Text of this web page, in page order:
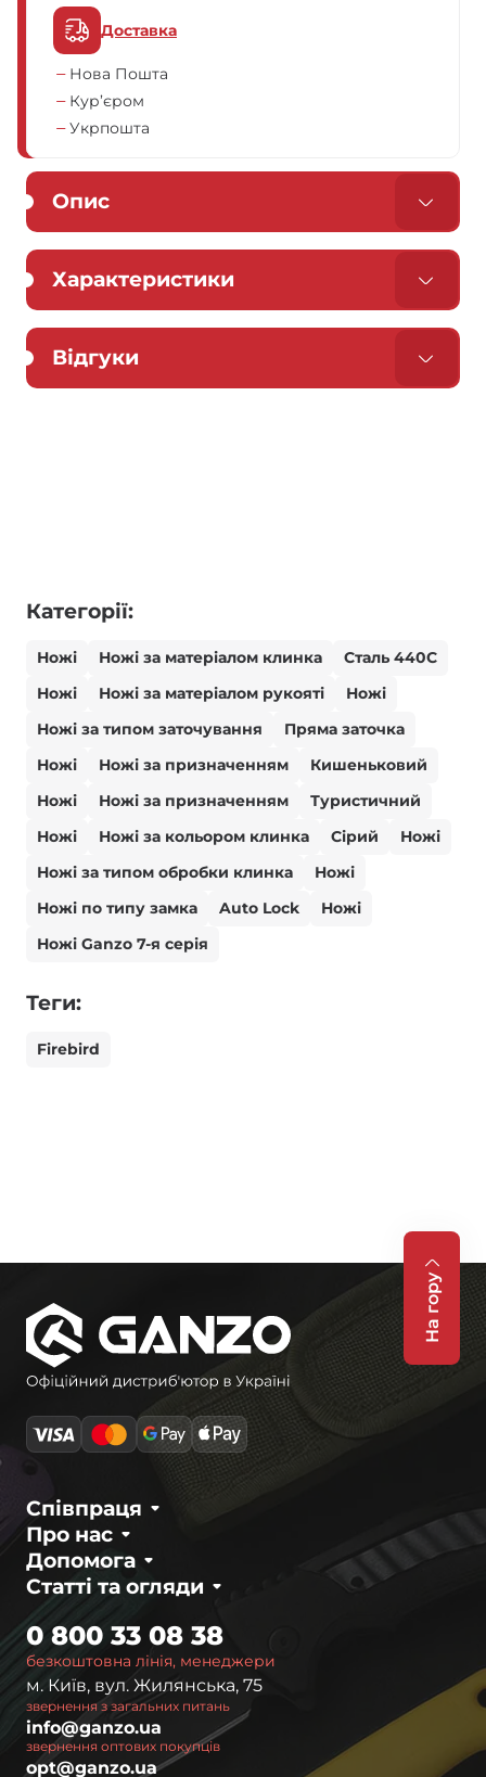
Доставка
Нова Пошта
Кур’єром
Укрпошта
Опис
Характеристики
Відгуки
Категорії:
Ножі Ножі за матеріалом клинка
Сталь 440С
Ножі
Ножі за матеріалом рукояті
Ножі
Ножі за типом заточування
Пряма заточка
Ножі
Ножі за призначенням
Кишеньковий
Ножі
Ножі за призначенням
Туристичний
Ножі
Ножі за кольором клинка Сірий
Ножі
Ножі за типом обробки клинка
Ножі
Ножі по типу замка
Auto Lock
Ножі
Ножі Ganzo 7-я серія
Теги:
Firebird
На гору
Про нас
Співпраця
Статті та огляди
Допомога
безкоштовна лінія, менеджери
0 800 33 08 38
м. Київ, вул. Жилянська, 75
звернення з загальних питань
info@ganzo.ua
звернення оптових покупців
opt@ganzo.ua